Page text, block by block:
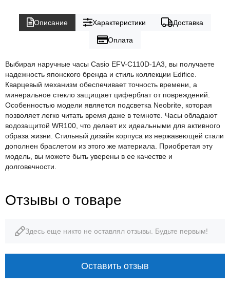
Описание Характеристики Доставка
Оплата
Выбирая наручные часы Casio EFV-C110D-1A3, вы получаете
надежность японского бренда и стиль коллекции Edifice.
Кварцевый механизм обеспечивает точность времени, а
минеральное стекло защищает циферблат от повреждений.
Особенностью модели является подсветка Neobrite, которая
позволяет легко читать время даже в темноте. Часы обладают
водозащитой WR100, что делает их идеальными для активного
образа жизни. Стильный дизайн корпуса из нержавеющей стали
дополнен браслетом из этого же материала. Приобретая эту
модель, вы можете быть уверены в ее качестве и
долговечности.
Отзывы о товаре
Здесь еще никто не оставлял отзывы. Будьте первым!
Оставить отзыв